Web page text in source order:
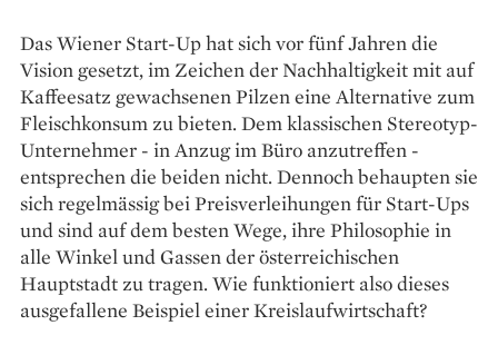
Das Wiener Start-Up hat sich vor fünf Jahren die
Vision gesetzt, im Zeichen der Nachhaltigkeit mit auf
Kaffeesatz gewachsenen Pilzen eine Alternative zum
Fleischkonsum zu bieten. Dem klassischen Stereotyp-
Unternehmer - in Anzug im Büro anzutreffen -
entsprechen die beiden nicht. Dennoch behaupten sie
sich regelmässig bei Preisverleihungen für Start-Ups
und sind auf dem besten Wege, ihre Philosophie in
alle Winkel und Gassen der österreichischen
Hauptstadt zu tragen. Wie funktioniert also dieses
ausgefallene Beispiel einer Kreislaufwirtschaft?